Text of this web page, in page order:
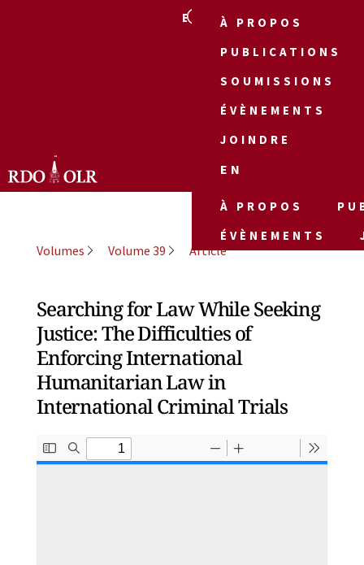
EN
À PROPOS
PUBLICATIONS
SOUMISSIONS
ÉVÈNEMENTS
JOINDRE
EN
À PROPOS
ÉVÈNEMENTS
Volumes Volume 39 Article
Searching for Law While Seeking
Justice: The Difficulties of
Enforcing International
Humanitarian Law in
International Criminal Trials